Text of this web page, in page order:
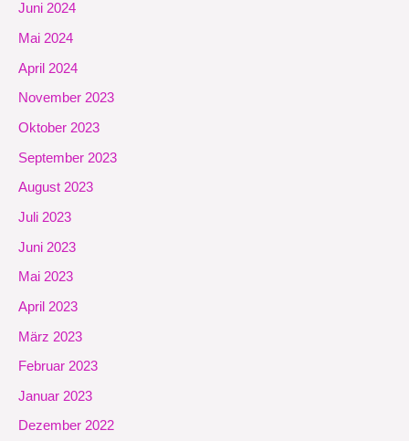
Juni 2024
Mai 2024
April 2024
November 2023
Oktober 2023
September 2023
August 2023
Juli 2023
Juni 2023
Mai 2023
April 2023
März 2023
Februar 2023
Januar 2023
Dezember 2022